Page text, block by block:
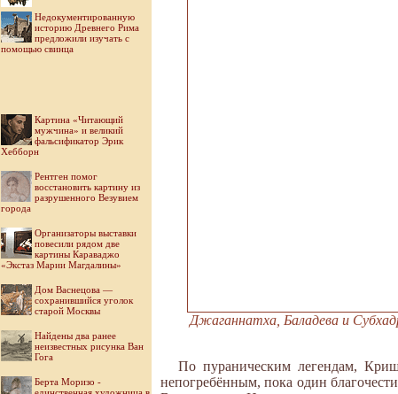
Недокументированную
историю Древнего Рима
предложили изучать с
помощью свинца
Картина «Читающий
мужчина» и великий
фальсификатор Эрик
Хебборн
Рентген помог
восстановить картину из
разрушенного Везувием
города
Организаторы выставки
повесили рядом две
картины Караваджо
«Экстаз Марии Магдалины»
Дом Васнецова —
сохранившийся уголок
старой Москвы
Найдены два ранее
неизвестных рисунка Ван
Гога
Берта Моризо -
Джаганнатха, Баладева и
По пураническим легендам,
непогребённым, пока один